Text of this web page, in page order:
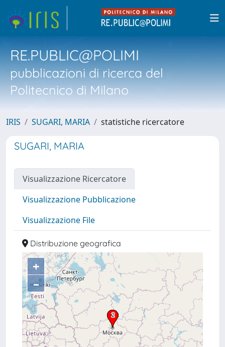
RE.PUBLIC@POLIMI
pubblicazioni di ricerca del
Politecnico di Milano
IRIS SUGARI, MARIA statistiche ricercatore
SUGARI, MARIA
Visualizzazione Ricercatore
Visualizzazione Pubblicazione
Visualizzazione File
Distribuzione geografica
+
–